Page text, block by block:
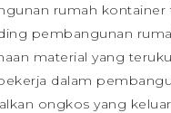
rumah kontainer
pembangunan
material yang
dalam
ongkos yang